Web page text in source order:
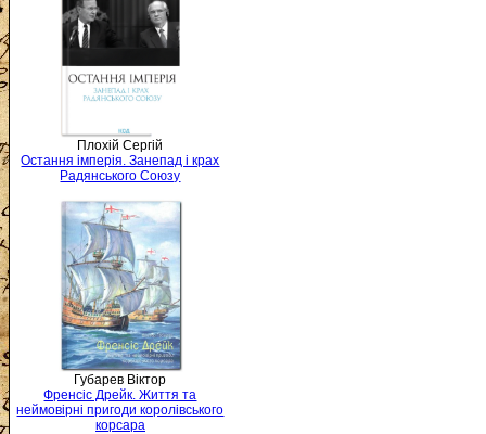
Плохій Сергій
Остання імперія. Занепад і крах
Радянського Союзу
Губарев Віктор
Френсіс Дрейк. Життя та
неймовірні пригоди королівського
корсара